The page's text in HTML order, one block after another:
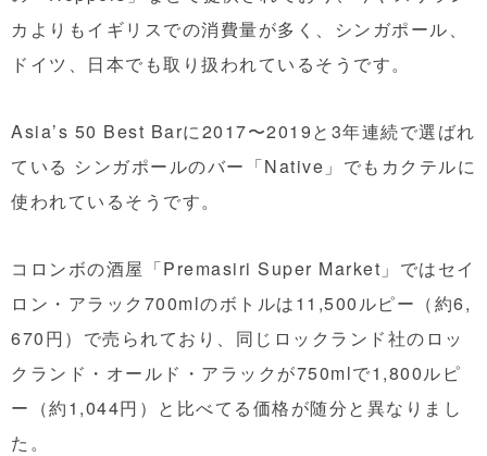
カよりもイギリスでの消費量が多く、シンガポール、
ドイツ、日本でも取り扱われているそうです。
Asia’s 50 Best Barに2017〜2019と3年連続で選ばれ
ている シンガポールのバー「Native」でもカクテルに
使われているそうです。
コロンボの酒屋「Premasiri Super Market」ではセイ
ロン・アラック700mlのボトルは11,500ルピー（約6,
670円）で売られており、同じロックランド社のロッ
クランド・オールド・アラックが750mlで1,800ルピ
ー（約1,044円）と比べてる価格が随分と異なりまし
た。